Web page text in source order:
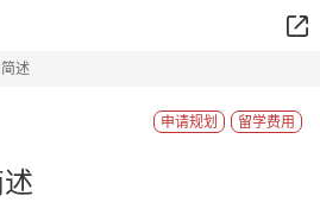
述
留学费用
申请规划